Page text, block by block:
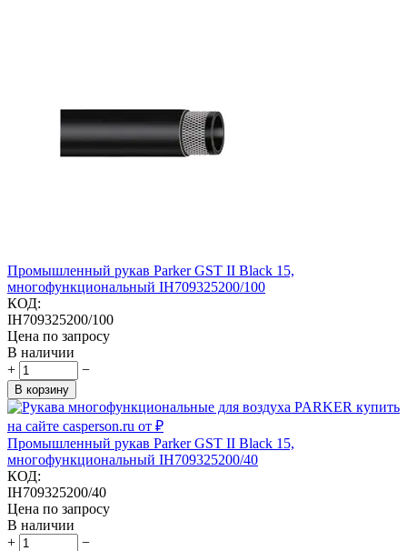
Промышленный рукав Parker GST II Black 15,
многофункциональный IH709325200/100
КОД:
IH709325200/100
Цена по запросу
В наличии
+
−
В корзину
Промышленный рукав Parker GST II Black 15,
многофункциональный IH709325200/40
КОД:
IH709325200/40
Цена по запросу
В наличии
+
−